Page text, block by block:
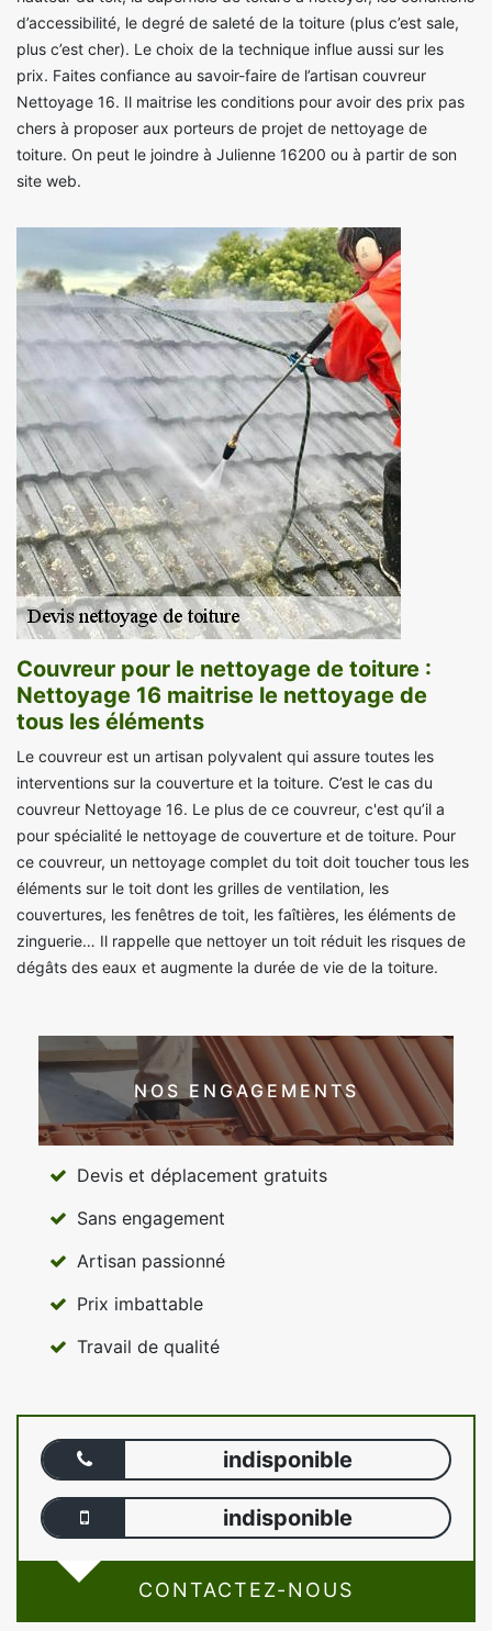
d’accessibilité, le degré de saleté de la toiture (plus c’est sale,
plus c’est cher). Le choix de la technique influe aussi sur les
prix. Faites confiance au savoir-faire de l’artisan couvreur
Nettoyage 16. Il maitrise les conditions pour avoir des prix pas
chers à proposer aux porteurs de projet de nettoyage de
toiture. On peut le joindre à Julienne 16200 ou à partir de son
site web.
Couvreur pour le nettoyage de toiture :
Nettoyage 16 maitrise le nettoyage de
tous les éléments
Le couvreur est un artisan polyvalent qui assure toutes les
interventions sur la couverture et la toiture. C’est le cas du
couvreur Nettoyage 16. Le plus de ce couvreur, c'est qu’il a
pour spécialité le nettoyage de couverture et de toiture. Pour
ce couvreur, un nettoyage complet du toit doit toucher tous les
éléments sur le toit dont les grilles de ventilation, les
couvertures, les fenêtres de toit, les faîtières, les éléments de
zinguerie… Il rappelle que nettoyer un toit réduit les risques de
dégâts des eaux et augmente la durée de vie de la toiture.
NOS ENGAGEMENTS
Devis et déplacement gratuits
Sans engagement
Artisan passionné
Prix imbattable
Travail de qualité
indisponible
indisponible
CONTACTEZ-NOUS